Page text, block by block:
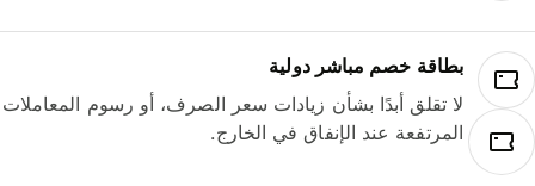
بطاقة خصم مباشر دولية
لا تقلق أبدًا بشأن زيادات سعر الصرف، أو رسوم المعاملات
المرتفعة عند الإنفاق في الخارج.